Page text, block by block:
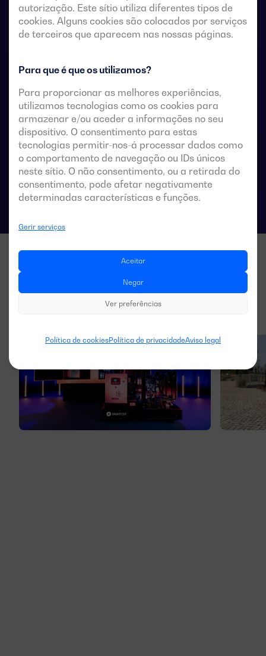
autorização. Este sítio utiliza diferentes tipos de
cookies. Alguns cookies são colocados por serviços
de terceiros que aparecem nas nossas páginas.
Para que é que os utilizamos?
Para proporcionar as melhores experiências,
utilizamos tecnologias como os cookies para
armazenar e/ou aceder a informações no seu
dispositivo. O consentimento para estas
tecnologias permitir-nos-á processar dados como
o comportamento de navegação ou IDs únicos
neste sítio. O não consentimento, ou a retirada do
consentimento, pode afetar negativamente
determinadas características e funções.
Gerir serviços
Aceitar
Negar
Ver preferências
Política de cookiesPolítica de privacidadeAviso legal
remotos sem tensão, a partir de um controlador
automático externo, utilizando uma lógica de impulsos
ou um interruptor.
Estes são concebidos para utilização em sistemas de
energia durante a transferência.
Especificações técnicas das comutações